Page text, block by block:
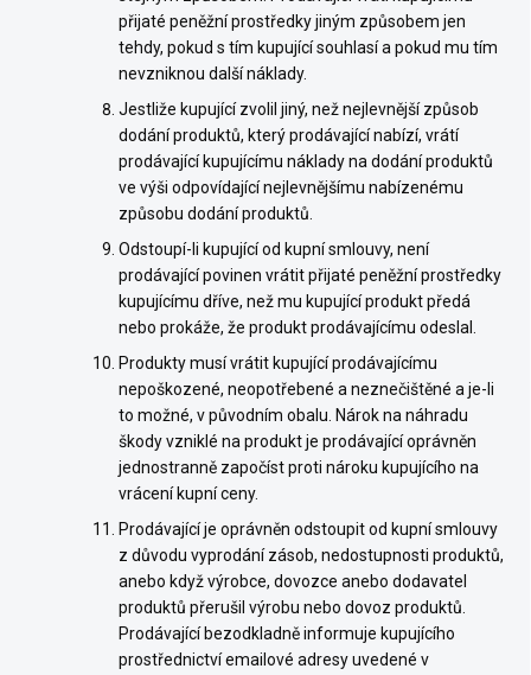
přijaté peněžní prostředky jiným způsobem jen
tehdy, pokud s tím kupující souhlasí a pokud mu tím
nevzniknou další náklady.
Jestliže kupující zvolil jiný, než nejlevnější způsob
dodání produktů, který prodávající nabízí, vrátí
prodávající kupujícímu náklady na dodání produktů
ve výši odpovídající nejlevnějšímu nabízenému
způsobu dodání produktů.
Odstoupí-li kupující od kupní smlouvy, není
prodávající povinen vrátit přijaté peněžní prostředky
kupujícímu dříve, než mu kupující produkt předá
nebo prokáže, že produkt prodávajícímu odeslal.
Produkty musí vrátit kupující prodávajícímu
nepoškozené, neopotřebené a neznečištěné a je-li
to možné, v původním obalu. Nárok na náhradu
škody vzniklé na produkt je prodávající oprávněn
jednostranně započíst proti nároku kupujícího na
vrácení kupní ceny.
Prodávající je oprávněn odstoupit od kupní smlouvy
z důvodu vyprodání zásob, nedostupnosti produktů,
anebo když výrobce, dovozce anebo dodavatel
produktů přerušil výrobu nebo dovoz produktů.
Prodávající bezodkladně informuje kupujícího
prostřednictví emailové adresy uvedené v